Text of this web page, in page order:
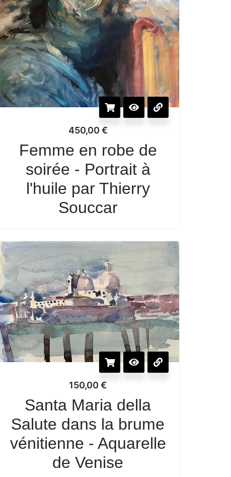
450,00 €
Femme en robe de
soirée - Portrait à
l'huile par Thierry
Souccar
150,00€
Santa Maria della
Salute dans la brume
vénitienne - Aquarelle
de Venise